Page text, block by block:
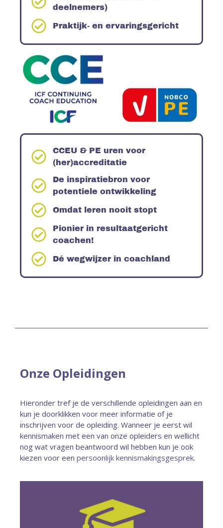
deelnemers)
Praktijk- en ervaringsgericht
CCEU & PE uren voor
(her)accreditatie
De inspiratiebron voor
potentiele ontwikkeling
Omdat leren nooit stopt
Pionier in resultaatgericht
coachen!
Dé wegwijzer in coachland
Onze Opleidingen
Hieronder tref je de verschillende opleidingen aan en
kun je doorklikken voor meer informatie of je
inschrijven voor de opleiding. Wanneer je eerst wil
kennismaken met een van onze opleiders en wellicht
nog wat vragen beantwoord wil hebben kun je ook
kiezen voor een persoonlijk kennismakingsgesprek.